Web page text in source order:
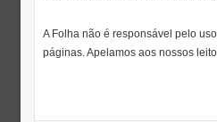
A Folha não é responsável pelo
páginas. Apelamos aos nossos